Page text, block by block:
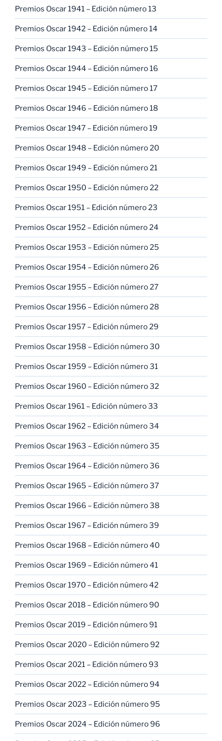
Premios Oscar 1941 – Edición número 13
Premios Oscar 1942 – Edición número 14
Premios Oscar 1943 – Edición número 15
Premios Oscar 1944 – Edición número 16
Premios Oscar 1945 – Edición número 17
Premios Oscar 1946 – Edición número 18
Premios Oscar 1947 – Edición número 19
Premios Oscar 1948 – Edición número 20
Premios Oscar 1949 – Edición número 21
Premios Oscar 1950 – Edición número 22
Premios Oscar 1951 – Edición número 23
Premios Oscar 1952 – Edición número 24
Premios Oscar 1953 – Edición número 25
Premios Oscar 1954 – Edición número 26
Premios Oscar 1955 – Edición número 27
Premios Oscar 1956 – Edición número 28
Premios Oscar 1957 – Edición número 29
Premios Oscar 1958 – Edición número 30
Premios Oscar 1959 – Edición número 31
Premios Oscar 1960 – Edición número 32
Premios Oscar 1961 – Edición número 33
Premios Oscar 1962 – Edición número 34
Premios Oscar 1963 – Edición número 35
Premios Oscar 1964 – Edición número 36
Premios Oscar 1965 – Edición número 37
Premios Oscar 1966 – Edición número 38
Premios Oscar 1967 – Edición número 39
Premios Oscar 1968 – Edición número 40
Premios Oscar 1969 – Edición número 41
Premios Oscar 1970 – Edición número 42
Premios Oscar 2018 – Edición número 90
Premios Oscar 2019 – Edición número 91
Premios Oscar 2020 – Edición número 92
Premios Oscar 2021 – Edición número 93
Premios Oscar 2022 – Edición número 94
Premios Oscar 2023 – Edición número 95
Premios Oscar 2024 – Edición número 96